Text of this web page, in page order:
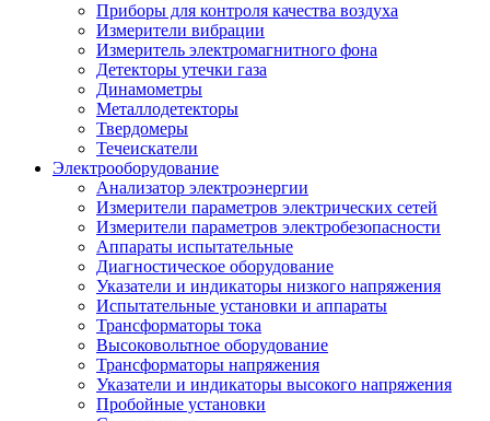
Приборы для контроля качества воздуха
Измерители вибрации
Измеритель электромагнитного фона
Детекторы утечки газа
Динамометры
Металлодетекторы
Твердомеры
Течеискатели
Электрооборудование
Анализатор электроэнергии
Измерители параметров электрических сетей
Измерители параметров электробезопасности
Аппараты испытательные
Диагностическое оборудование
Указатели и индикаторы низкого напряжения
Испытательные установки и аппараты
Трансформаторы тока
Высоковольтное оборудование
Трансформаторы напряжения
Указатели и индикаторы высокого напряжения
Пробойные установки